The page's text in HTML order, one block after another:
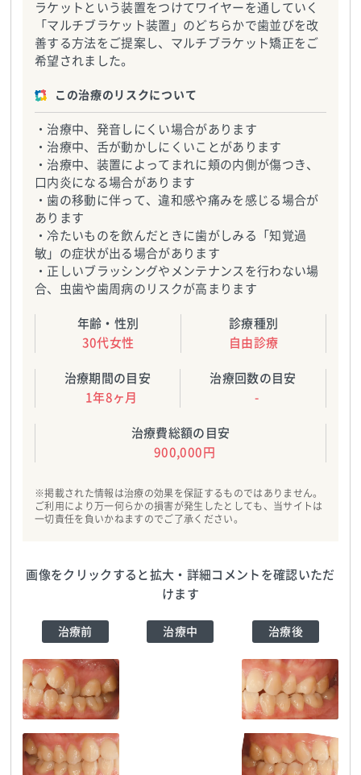
ラケットという装置をつけてワイヤーを通していく
「マルチブラケット装置」のどちらかで歯並びを改
善する方法をご提案し、マルチブラケット矯正をご
希望されました。
この治療のリスクについて
・治療中、発音しにくい場合があります
・治療中、舌が動かしにくいことがあります
・治療中、装置によってまれに頬の内側が傷つき、
口内炎になる場合があります
・歯の移動に伴って、違和感や痛みを感じる場合が
あります
・冷たいものを飲んだときに歯がしみる「知覚過
敏」の症状が出る場合があります
・正しいブラッシングやメンテナンスを行わない場
合、虫歯や歯周病のリスクが高まります
年齢・性別
30代女性
診療種別
自由診療
治療期間の目安
1年8ヶ月
治療回数の目安
-
治療費総額の目安
900,000円
※掲載された情報は治療の効果を保証するものではありません。
ご利用により万一何らかの損害が発生したとしても、当サイトは
一切責任を負いかねますのでご了承ください。
画像をクリックすると拡大・詳細コメントを確認いただ
けます
治療前 治療中 治療後
吉田歯科クリニック
TEL:0565418022 吉田歯科クリニック
TEL:0565418022